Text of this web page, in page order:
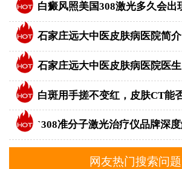
石家庄远大中医皮肤病医院简介
石家庄远大中医皮肤病医院医生
网友热门搜索问题